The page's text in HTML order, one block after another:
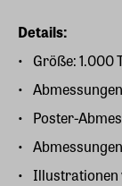
Details:
Größe: 1.000
Poster-
Illustrationen